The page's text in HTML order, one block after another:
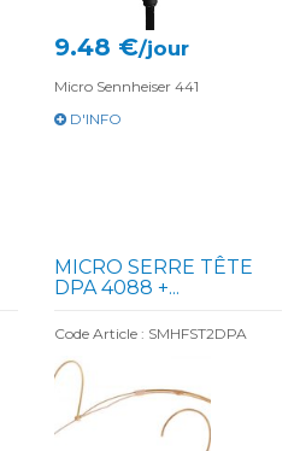
9.48 €/jour
Micro Sennheiser 441
D'INFO
MICRO SERRE TÊTE
DPA 4088 +...
Code Article : SMHFST2DPA